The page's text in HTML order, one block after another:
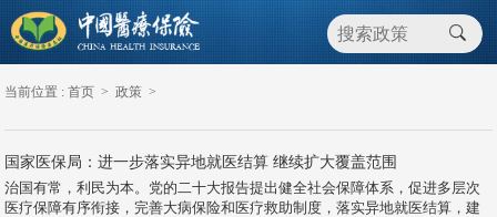
当前位置 : 首页 > 政策 >
国家医保局：进一步落实异地就医结算 继续扩大覆盖范围
治国有常，利民为本。党的二十大报告提出健全社会保障体系，促进多层次
医疗保障有序衔接，完善大病保险和医疗救助制度，落实异地就医结算，建